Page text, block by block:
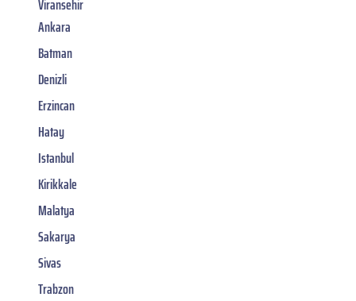
Viransehir
Ankara
Batman
Denizli
Erzincan
Hatay
Istanbul
Kirikkale
Malatya
Sakarya
Sivas
Trabzon